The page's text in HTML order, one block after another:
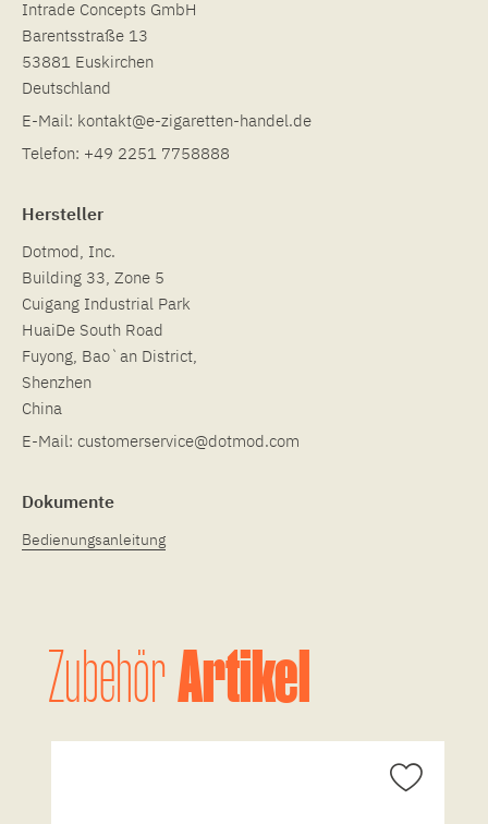
Intrade Concepts GmbH
Barentsstraße 13
53881 Euskirchen
Deutschland
E-Mail: kontakt@e-zigaretten-handel.de
Telefon: +49 2251 7758888
Hersteller
Dotmod, Inc.
Building 33, Zone 5
Cuigang Industrial Park
HuaiDe South Road
Fuyong, Bao`an District,
Shenzhen
China
E-Mail: customerservice@dotmod.com
Dokumente
Bedienungsanleitung
ZubehörArtikel